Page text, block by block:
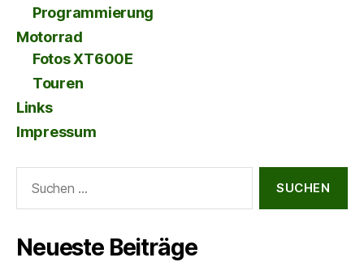
Programmierung
Motorrad
Fotos XT600E
Touren
Links
Impressum
nach:
Neueste Beiträge